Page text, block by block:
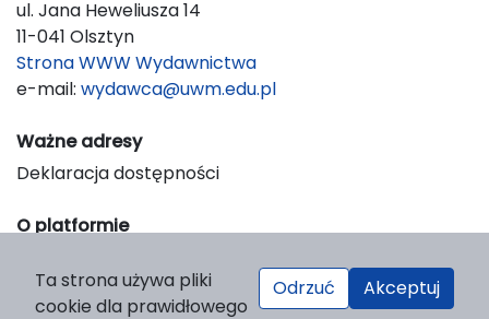
ul. Jana Heweliusza 14
11-041 Olsztyn
Strona WWW Wydawnictwa
e-mail: wydawca@uwm.edu.pl
Ważne adresy
Deklaracja dostępności
O platformie
Support & Customization by LIBCOM
Platform & Workflow by OJS/PKP
Ta strona używa pliki
cookie dla prawidłowego
Odrzuć Akceptuj